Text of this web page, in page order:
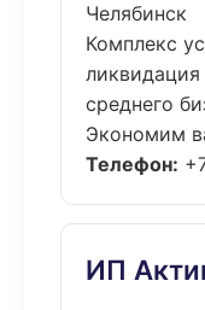
Челябинск
Комплекс
среднего
Экономим
Телефон:
ИП